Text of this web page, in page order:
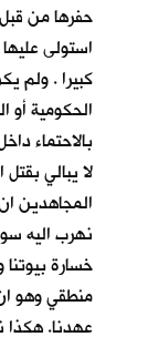
حفرها من
استولى
كبيرا . ولم
الحكومية أو
بالاحتماء
لا يبالي
المجاهدين
نهرب اليه
خسارة
منطقي وهو
عهدنا. هكذا